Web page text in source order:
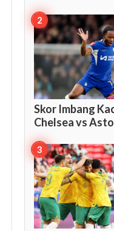
Skor Imbang
Chelsea vs